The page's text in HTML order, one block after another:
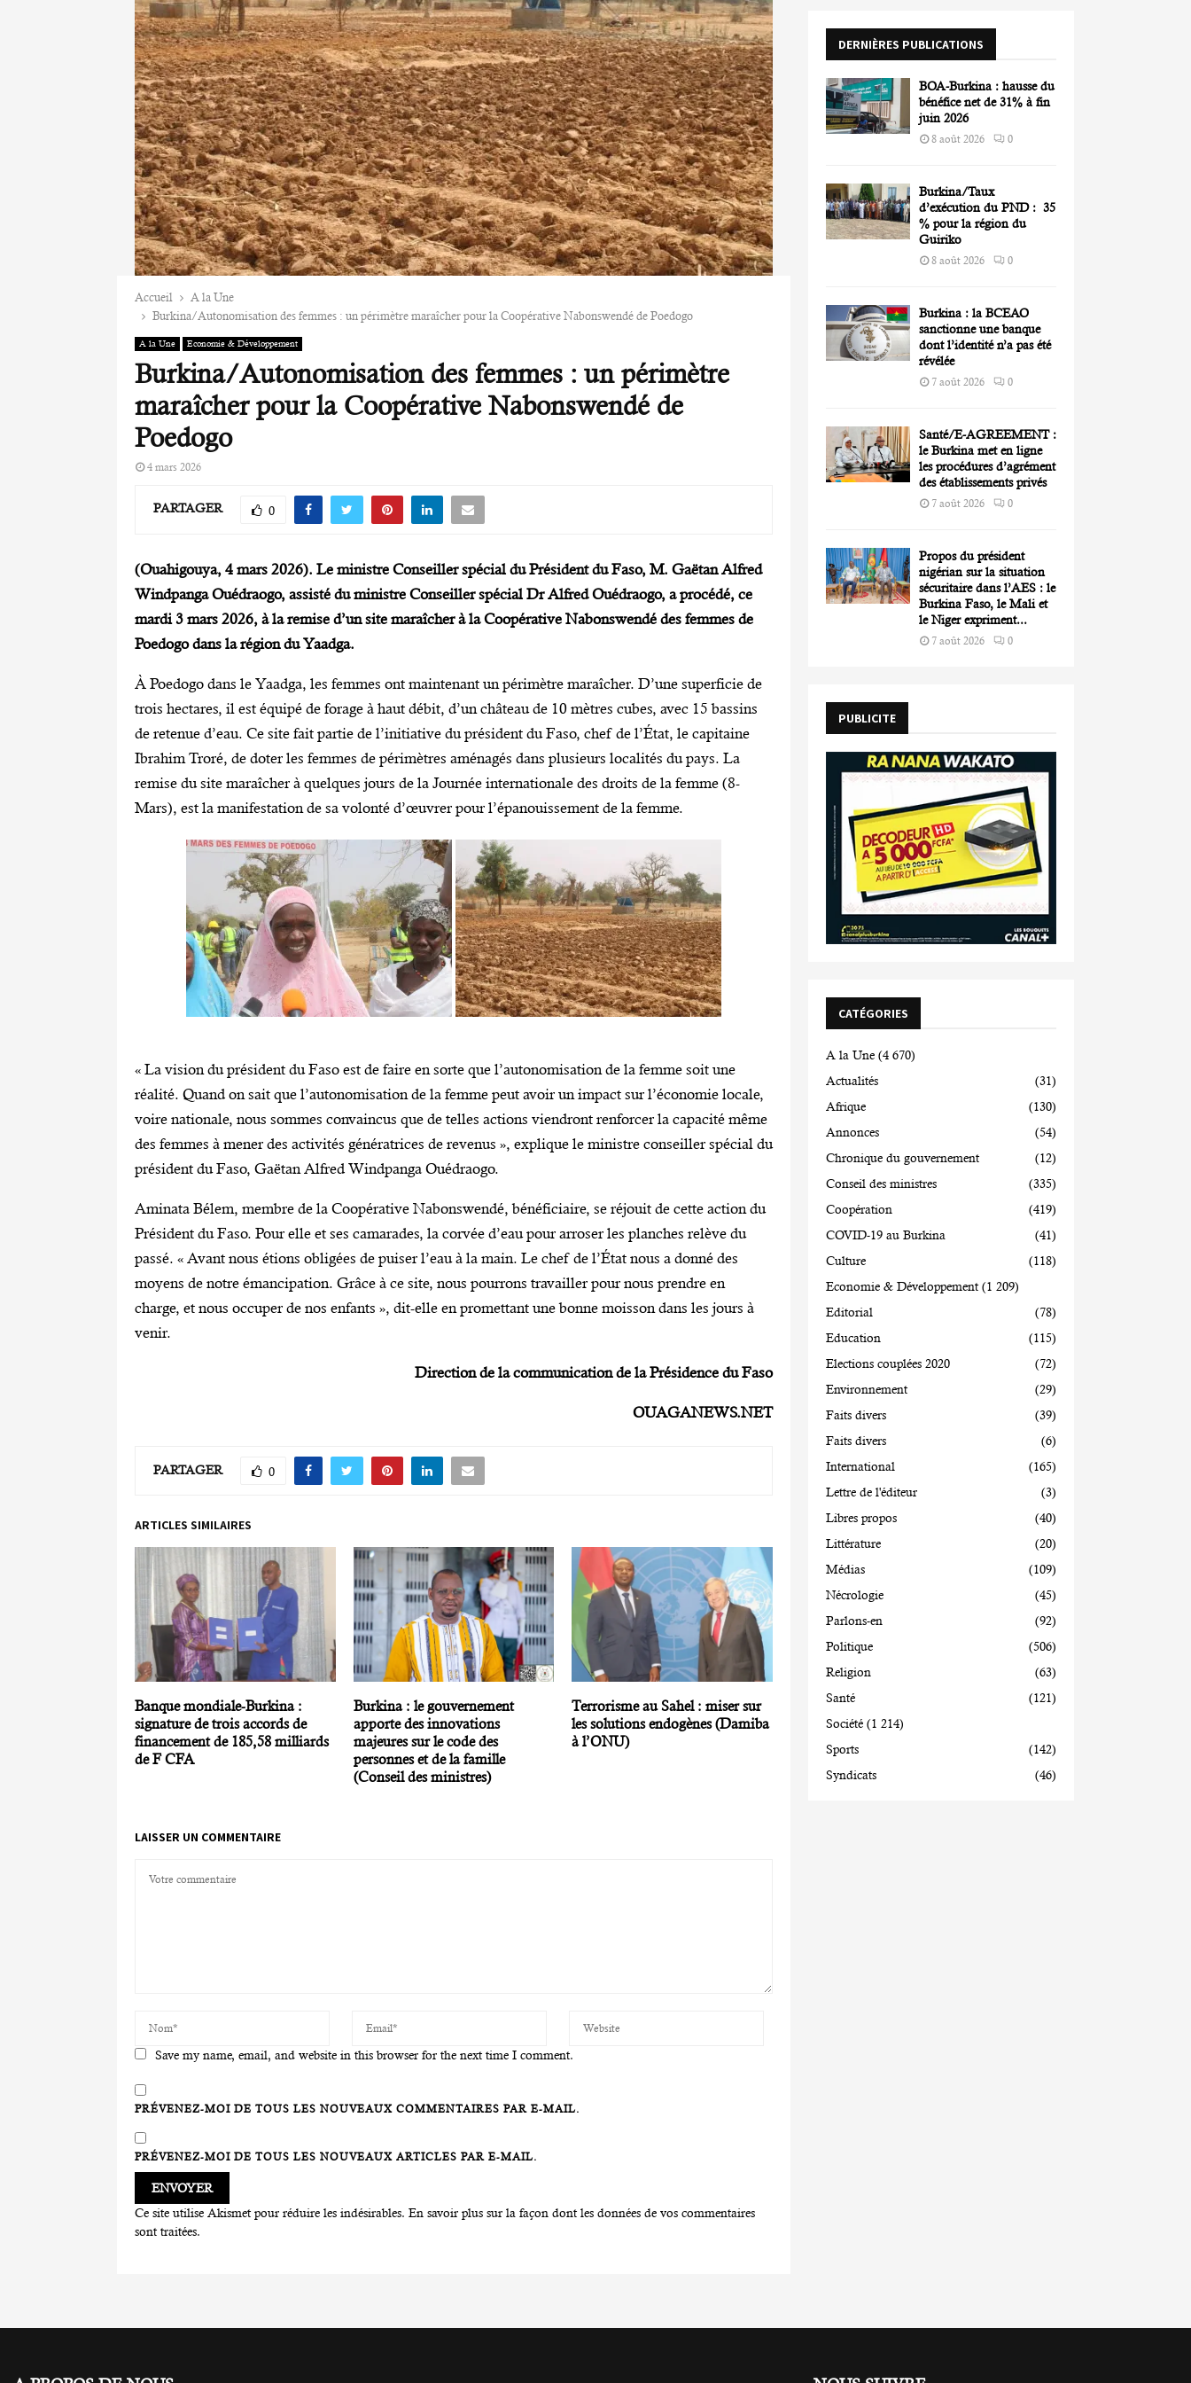
Accueil
A la Une
Burkina/Autonomisation des femmes : un périmètre maraîcher pour la Coopérative Nabonswendé de Poedogo
A la Une Economie & Développement
Burkina/Autonomisation des femmes : un périmètre
maraîcher pour la Coopérative Nabonswendé de
Poedogo
4 mars 2026
PARTAGER 0
(Ouahigouya, 4 mars 2026). Le ministre Conseiller spécial du Président du Faso, M. Gaëtan Alfred
Windpanga Ouédraogo, assisté du ministre Conseiller spécial Dr Alfred Ouédraogo, a procédé, ce
mardi 3 mars 2026, à la remise d’un site maraîcher à la Coopérative Nabonswendé des femmes de
Poedogo dans la région du Yaadga.
À Poedogo dans le Yaadga, les femmes ont maintenant un périmètre maraîcher. D’une superficie de
trois hectares, il est équipé de forage à haut débit, d’un château de 10 mètres cubes, avec 15 bassins
de retenue d’eau. Ce site fait partie de l’initiative du président du Faso, chef de l’État, le capitaine
Ibrahim Troré, de doter les femmes de périmètres aménagés dans plusieurs localités du pays. La
remise du site maraîcher à quelques jours de la Journée internationale des droits de la femme (8-
Mars), est la manifestation de sa volonté d’œuvrer pour l’épanouissement de la femme.
« La vision du président du Faso est de faire en sorte que l’autonomisation de la femme soit une
réalité. Quand on sait que l’autonomisation de la femme peut avoir un impact sur l’économie locale,
voire nationale, nous sommes convaincus que de telles actions viendront renforcer la capacité même
des femmes à mener des activités génératrices de revenus », explique le ministre conseiller spécial du
président du Faso, Gaëtan Alfred Windpanga Ouédraogo.
Aminata Bélem, membre de la Coopérative Nabonswendé, bénéficiaire, se réjouit de cette action du
Président du Faso. Pour elle et ses camarades, la corvée d’eau pour arroser les planches relève du
passé. « Avant nous étions obligées de puiser l’eau à la main. Le chef de l’État nous a donné des
moyens de notre émancipation. Grâce à ce site, nous pourrons travailler pour nous prendre en
charge, et nous occuper de nos enfants », dit-elle en promettant une bonne moisson dans les jours à
venir.
Direction de la communication de la Présidence du Faso
OUAGANEWS.NET
PARTAGER 0
ARTICLES SIMILAIRES
Banque mondiale-Burkina :
signature de trois accords de
financement de 185,58 milliards
de F CFA
Burkina : le gouvernement
apporte des innovations
majeures sur le code des
personnes et de la famille
(Conseil des ministres)
Terrorisme au Sahel : miser sur
les solutions endogènes (Damiba
à l’ONU)
LAISSER UN COMMENTAIRE
Save my name, email, and website in this browser for the next time I comment.
PRÉVENEZ-MOI DE TOUS LES NOUVEAUX COMMENTAIRES PAR E-MAIL.
PRÉVENEZ-MOI DE TOUS LES NOUVEAUX ARTICLES PAR E-MAIL.
Ce site utilise Akismet pour réduire les indésirables. En savoir plus sur la façon dont les données de vos commentaires
sont traitées.
r
H
DERNIÈRES PUBLICATIONS
BOA-Burkina : hausse du
bénéfice net de 31% à fin
juin 2026
8 août 2026 0
Burkina/Taux
d’exécution du PND : 35
% pour la région du
Guiriko
8 août 2026 0
Burkina : la BCEAO
sanctionne une banque
dont l’identité n’a pas été
révélée
7 août 2026 0
Santé/E-AGREEMENT :
le Burkina met en ligne
les procédures d’agrément
des établissements privés
7 août 2026 0
Propos du président
nigérian sur la situation
sécuritaire dans l’AES : le
Burkina Faso, le Mali et
le Niger expriment...
7 août 2026 0
PUBLICITE
CATÉGORIES
A la Une (4 670)
Actualités
(31)
Afrique
(130)
Annonces
(54)
Chronique du gouvernement
(12)
Conseil des ministres
(335)
Coopération
(419)
COVID-19 au Burkina
(41)
Culture
(118)
Economie & Développement (1 209)
Editorial
(78)
Education
(115)
Elections couplées 2020
(72)
Environnement
(29)
Faits divers
(39)
Faits divers
(6)
International
(165)
Lettre de l'éditeur
(3)
Libres propos
(40)
Littérature
(20)
Médias
(109)
Nécrologie
(45)
Parlons-en
(92)
Politique
(506)
Religion
(63)
Santé
(121)
Société (1 214)
Sports
(142)
Syndicats
(46)